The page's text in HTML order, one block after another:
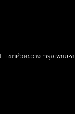
เขตห้วยขวาง กรุงเพทมห